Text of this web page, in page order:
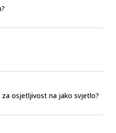
osjetljivost na jako svjetlo?